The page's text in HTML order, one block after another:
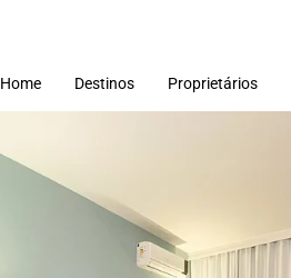
Home Destinos Proprietários